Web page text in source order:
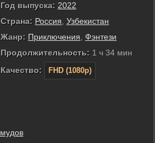
Год выпуска: 2022
Страна: Россия Узбекистан
Жанр: Приключения Фэнтези
Продолжительность: 1 ч 34 мин
Качество:
FHD (1080p)